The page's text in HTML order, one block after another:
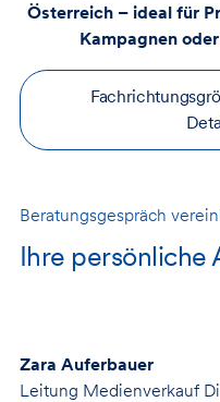
Österreich – ideal für
Kampagnen
Ihre persönliche
Beratungsgespräch
Zara Auferbauer
Leitung Medienverkauf